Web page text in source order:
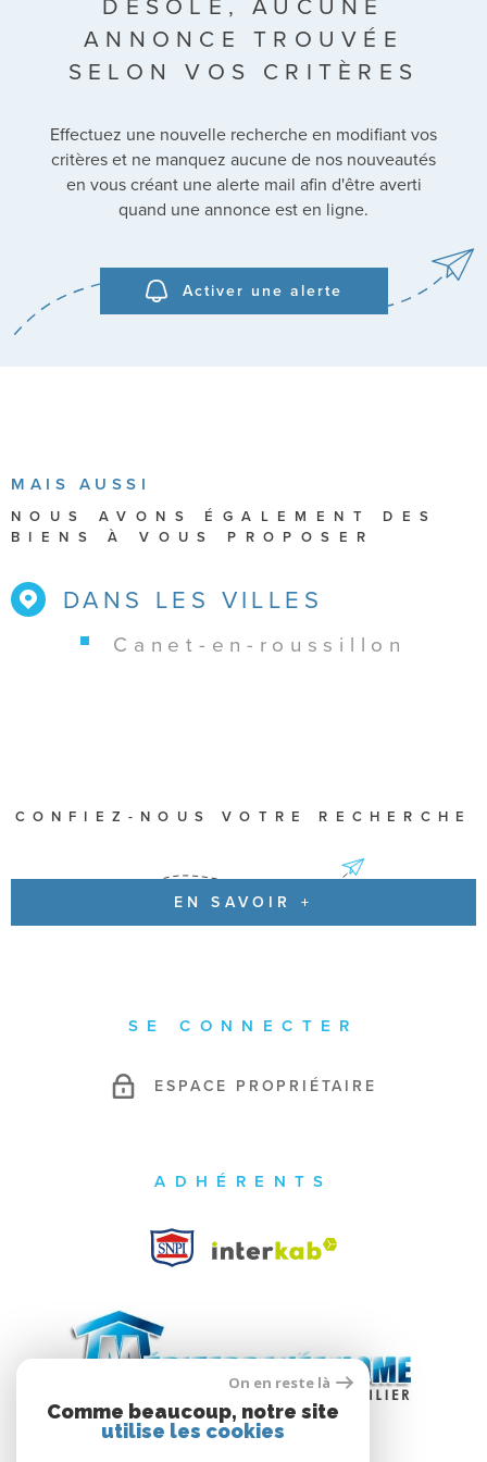
ANNONCE TROUVÉE
SELON VOS CRITÈRES
Effectuez une nouvelle recherche en modifiant vos
critères et ne manquez aucune de nos nouveautés
en vous créant une alerte mail afin d'être averti
quand une annonce est en ligne.
Activer une alerte
MAIS AUSSI
NOUS AVONS ÉGALEMENT DES
BIENS À VOUS PROPOSER
DANS LES VILLES
canet-en-roussillon
CONFIEZ-NOUS VOTRE RECHERCHE
EN SAVOIR +
SE CONNECTER
ESPACE PROPRIÉTAIRE
ADHÉRENTS
On en reste là
Comme beaucoup, notre site
utilise les cookies
SURFACE
Pièces
PIÈCES
RÉFÉRENCE
CRITÈRES SUPPLÉMENTAIRES
Terrasse